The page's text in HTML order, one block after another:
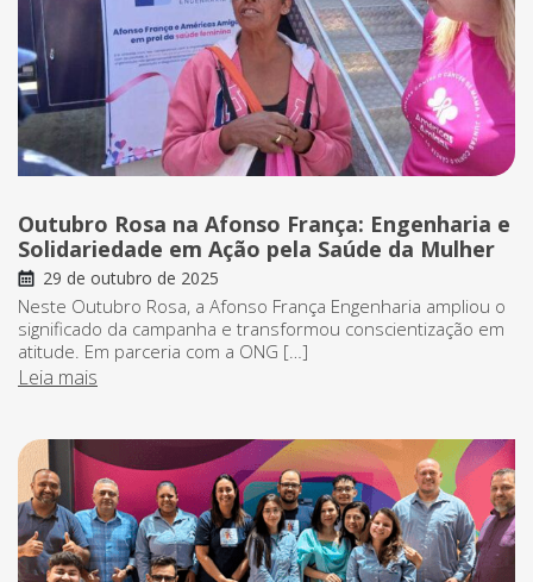
Outubro Rosa na Afonso França: Engenharia e
Solidariedade em Ação pela Saúde da Mulher
29 de outubro de 2025
Neste Outubro Rosa, a Afonso França Engenharia ampliou o
significado da campanha e transformou conscientização em
atitude. Em parceria com a ONG […]
Leia mais